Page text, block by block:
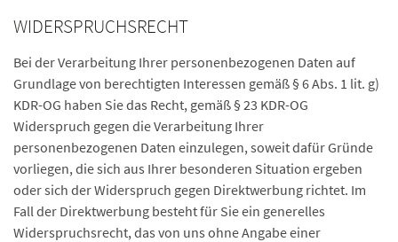
WIDERSPRUCHSRECHT
Bei der Verarbeitung Ihrer personenbezogenen Daten auf
Grundlage von berechtigten Interessen gemäß § 6 Abs. 1 lit. g)
KDR-OG haben Sie das Recht, gemäß § 23 KDR-OG
Widerspruch gegen die Verarbeitung Ihrer
personenbezogenen Daten einzulegen, soweit dafür Gründe
vorliegen, die sich aus Ihrer besonderen Situation ergeben
oder sich der Widerspruch gegen Direktwerbung richtet. Im
Fall der Direktwerbung besteht für Sie ein generelles
Widerspruchsrecht, das von uns ohne Angabe einer